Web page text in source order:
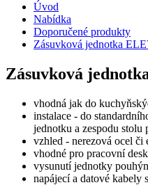
Úvod
Nabídka
Doporučené produkty
Zásuvková jednotka
Zásuvková
vhodná jak do
instalace - do
jednotku a zespodu
vzhled - nerezová ocel či
vhodné pro pracovní
vysunutí jednotky
napájecí a datové kabely